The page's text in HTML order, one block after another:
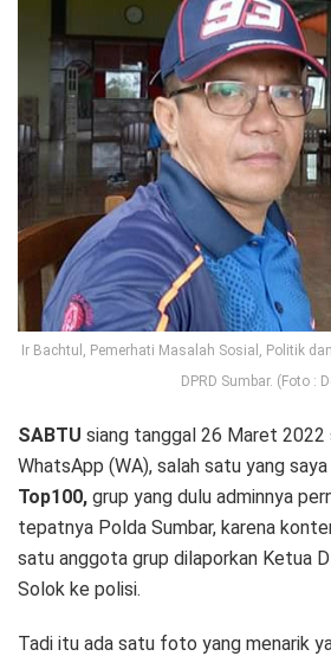
Ir Bachtul, Pemerhati Masalah Sosial, Politik
DPRD Sumbar. (Foto :
SABTU siang tanggal 26 Maret 2022
WhatsApp (WA), salah satu yang
Top100, grup yang dulu adminnya
tepatnya Polda Sumbar, karena
satu anggota grup dilaporkan Ketua
Solok ke polisi.
Tadi itu ada satu foto yang menarik